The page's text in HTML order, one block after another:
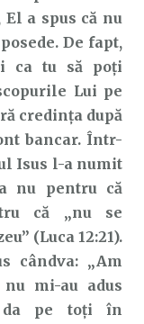
a spus că nu
De fapt,
ca tu să poți
Lui pe
credința după
bancar. Într-
Isus l-a numit
nu pentru că
că „nu se
(Luca 12:21).
cândva: „Am
mi-au adus
da pe toți în